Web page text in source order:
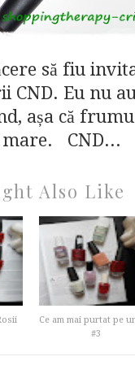
să fiu
CND. Eu nu
așa că
mare. CND...
Also Like
Ce am mai purtat pe
#3